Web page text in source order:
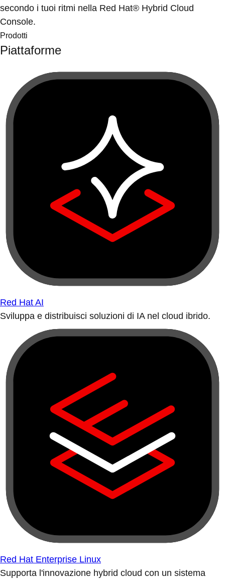
secondo i tuoi ritmi nella Red Hat® Hybrid Cloud
Console.
Prodotti
Piattaforme
Red Hat AI
Sviluppa e distribuisci soluzioni di IA nel cloud ibrido.
Red Hat Enterprise Linux
Supporta l'innovazione hybrid cloud con un sistema